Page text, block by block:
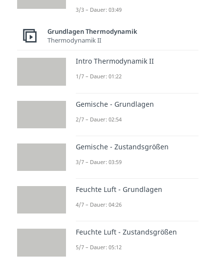
3/3 – Dauer: 03:49
Grundlagen Thermodynamik
Thermodynamik II
Intro Thermodynamik II
1/7 – Dauer: 01:22
Gemische - Grundlagen
2/7 – Dauer: 02:54
Gemische - Zustandsgrößen
3/7 – Dauer: 03:59
Feuchte Luft - Grundlagen
4/7 – Dauer: 04:26
Feuchte Luft - Zustandsgrößen
5/7 – Dauer: 05:12